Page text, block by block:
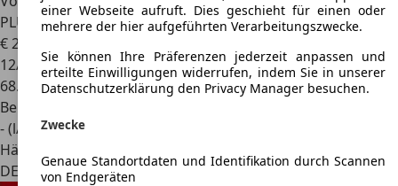
PLUS NAVI A
€ 24.480
12/2022
68.545 km
Benzin
- (l/100 km)
Händler
DE 57462Olpe
einer Webseite aufruft. Dies geschieht für einen oder
mehrere der hier aufgeführten Verarbeitungszwecke.
Sie können Ihre Präferenzen jederzeit anpassen und
erteilte Einwilligungen widerrufen, indem Sie in unserer
Datenschutzerklärung den Privacy Manager besuchen.
Zwecke
Genaue Standortdaten und Identifikation durch Scannen
von Endgeräten